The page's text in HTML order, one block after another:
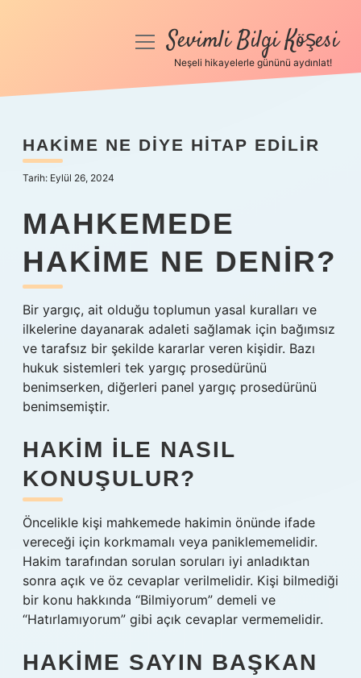
Anasayfa
Yasal Uyarı
menüyüSevimli Bilgi Köşesi
Neşeli hikayelerle gününü aydınlat!
HAKIME NE DIYE HITAP EDILIR
Tarih: Eylül 26, 2024
MAHKEMEDE
HAKIME NE DENIR?
Bir yargıç, ait olduğu toplumun yasal kuralları ve
ilkelerine dayanarak adaleti sağlamak için bağımsız
ve tarafsız bir şekilde kararlar veren kişidir. Bazı
hukuk sistemleri tek yargıç prosedürünü
benimserken, diğerleri panel yargıç prosedürünü
benimsemiştir.
HAKIM ILE NASIL
KONUŞULUR?
Öncelikle kişi mahkemede hakimin önünde ifade
vereceği için korkmamalı veya paniklememelidir.
Hakim tarafından sorulan soruları iyi anladıktan
sonra açık ve öz cevaplar verilmelidir. Kişi bilmediği
bir konu hakkında “Bilmiyorum” demeli ve
“Hatırlamıyorum” gibi açık cevaplar vermemelidir.
HAKIME SAYIN BAŞKAN